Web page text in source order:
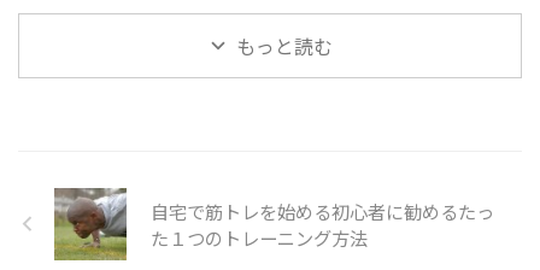
も、、、 クッキーカッターシャ
在庫を見る】 ※ちなみに、この
時、このグラスで飲んでいたベル
くり００７！この放送回で江口洋
介がおすすめしていたベルギービ
ショッピングで在庫を見る】
⇒ 【ヤフオクで在庫を見る】 ※
ちなみに、このビールを飲むとき
に使っていたビールグラスはコレ
もっと読む
自宅で筋トレを始める初心者に勧めるたっ
た１つのトレーニング方法